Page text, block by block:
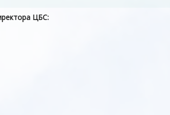
ЦБС: